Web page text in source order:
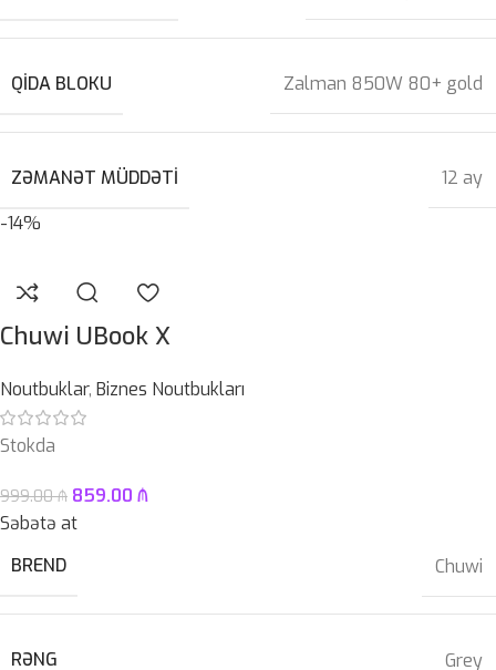
QIDA BLOKU Zalman 850W 80+ gold
ZƏMANƏT MÜDDƏTI
12 ay
-14%
Chuwi UBook X
Noutbuklar, Biznes Noutbukları
Stokda
999.00₼ 859.00 ₼
Səbətə at
BREND
Chuwi
RƏNG Grey